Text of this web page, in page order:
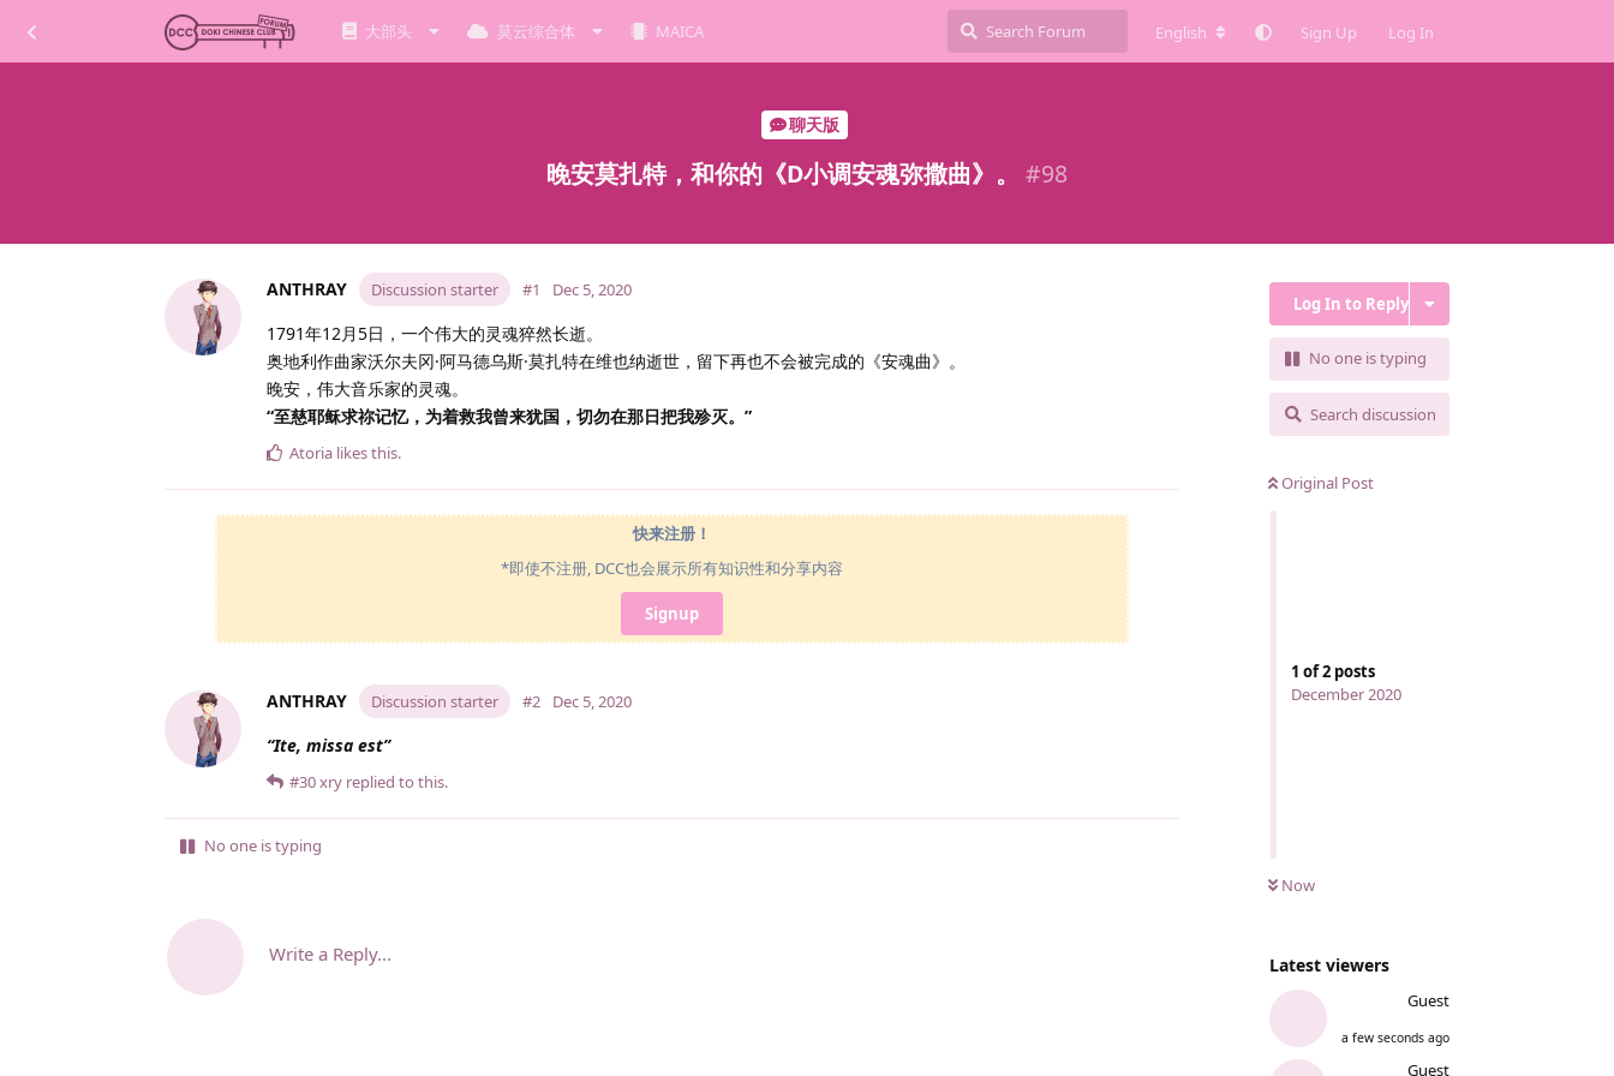
大部头 莫云综合体 MAICA English Sign Up Log In
聊天版
晚安莫扎特，和你的《D小调安魂弥撒曲》。 #98
Log In to Reply
No one is typing
Search discussion
Original Post
1 of2 posts
December 2020
Now
Latest viewers
Guest
a few seconds ago
Guest
ANTHRAY Discussion starter #1 Dec 5, 2020
1791年12月5日，一个伟大的灵魂猝然长逝。
奥地利作曲家沃尔夫冈·阿马德乌斯·莫扎特在维也纳逝世，留下再也不会被完成的《安魂曲》。
晚安，伟大音乐家的灵魂。
“至慈耶稣求祢记忆，为着救我曾来犹国，切勿在那日把我殄灭。”
Atoria likes this.
快来注册！
*即使不注册, DCC也会展示所有知识性和分享内容
Signup
ANTHRAY Discussion starter #2 Dec 5, 2020
“Ite, missa est”
#30xry replied to this.
No one is typing
Write a Reply...